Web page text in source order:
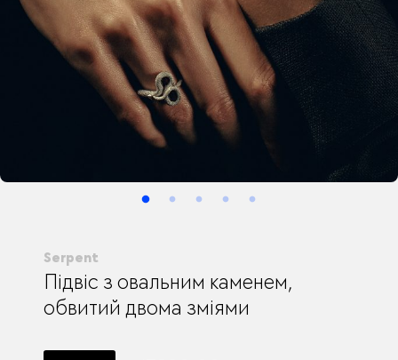
Serpent
Підвіс з овальним каменем,
обвитий двома зміями